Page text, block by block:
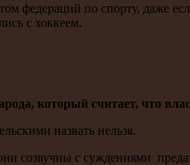
федераций по спорту, даже
с хоккеем.
который считает, что
назвать нельзя.
с суждениями